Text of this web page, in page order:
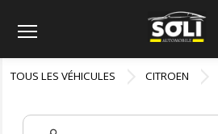
TOUS LES VÉHICULES CITROEN